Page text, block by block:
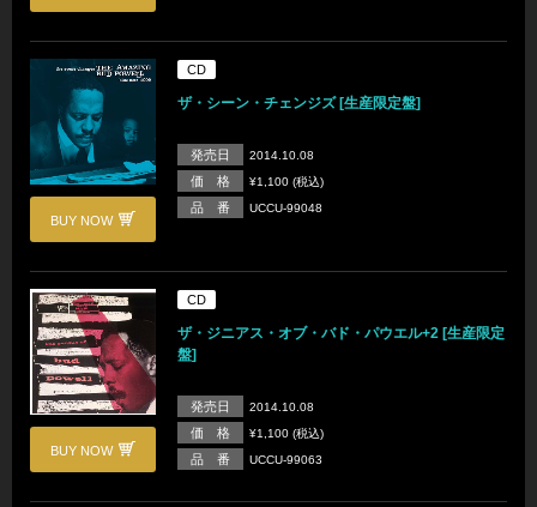
BUY NOW
CD
ザ・シーン・チェンジズ [生産限定盤]
発売日 2014.10.08
価 格 ¥1,100 (税込)
品 番 UCCU-99048
BUY NOW
CD
ザ・ジニアス・オブ・バド・パウエル+2 [生産限定
盤]
発売日 2014.10.08
価 格 ¥1,100 (税込)
品 番 UCCU-99063